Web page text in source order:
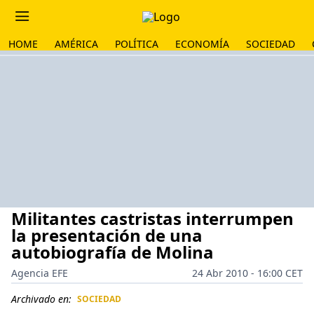
HOME AMÉRICA POLÍTICA ECONOMÍA SOCIEDAD
Militantes castristas interrumpen
la presentación de una
autobiografía de Molina
Agencia EFE
24 Abr 2010 - 16:00 CET
Archivado en: SOCIEDAD